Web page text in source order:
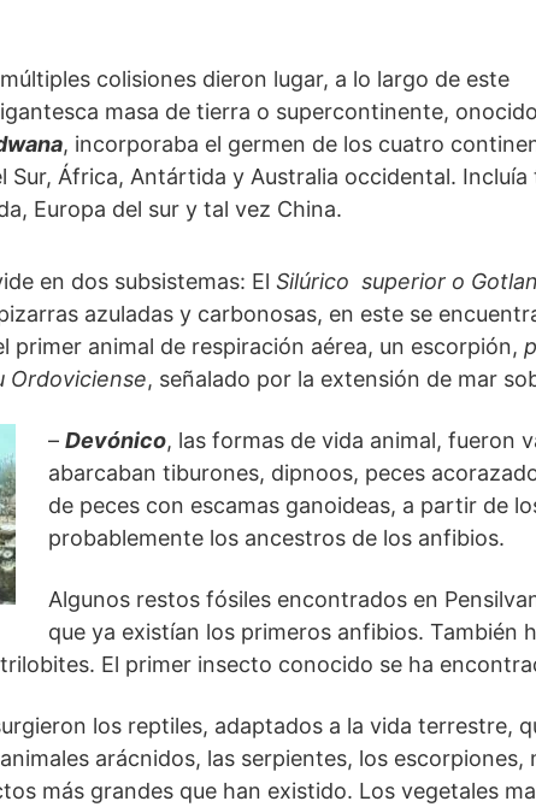
colisiones dieron lugar, a lo largo de este
masa de tierra o supercontinente,
, incorporaba el germen de los cuatro
Sur, África, Antártida y Australia occidental.
Europa del sur y tal vez China.
en dos subsistemas: El Silúrico superior o
azuladas y carbonosas, en este se
primer animal de respiración aérea, un escorpión,
Ordoviciense, señalado por la extensión de mar
– Devónico, las formas de vida animal, fueron
abarcaban tiburones, dipnoos, peces
de peces con escamas ganoideas, a partir de
probablemente los ancestros de los anfibios.
Algunos restos fósiles encontrados en
que ya existían los primeros anfibios. También
El primer insecto conocido se ha
los reptiles, adaptados a la vida terrestre,
arácnidos, las serpientes, los escorpiones,
más grandes que han existido. Los vegetales